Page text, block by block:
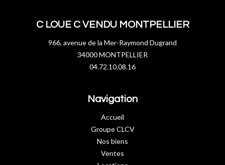
C LOUE C VENDU MONTPELLIER
966, avenue de la Mer-Raymond Dugrand
34000 MONTPELLIER
04.72.10.08.16
Navigation
Accueil
Groupe CLCV
Nos biens
Ventes